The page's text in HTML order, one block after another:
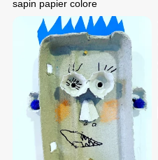
sapin papier colore